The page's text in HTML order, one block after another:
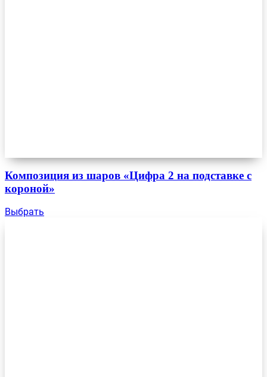
Композиция из шаров «Цифра 2 на подставке с
короной»
Выбрать